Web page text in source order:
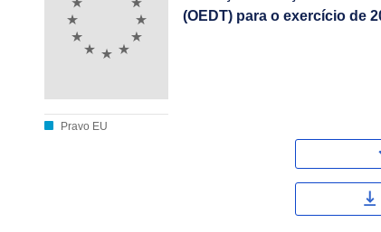
Pravo EU
(OEDT) para o exercício de